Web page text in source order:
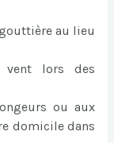
au lieu
vent lors des
ou aux
domicile dans